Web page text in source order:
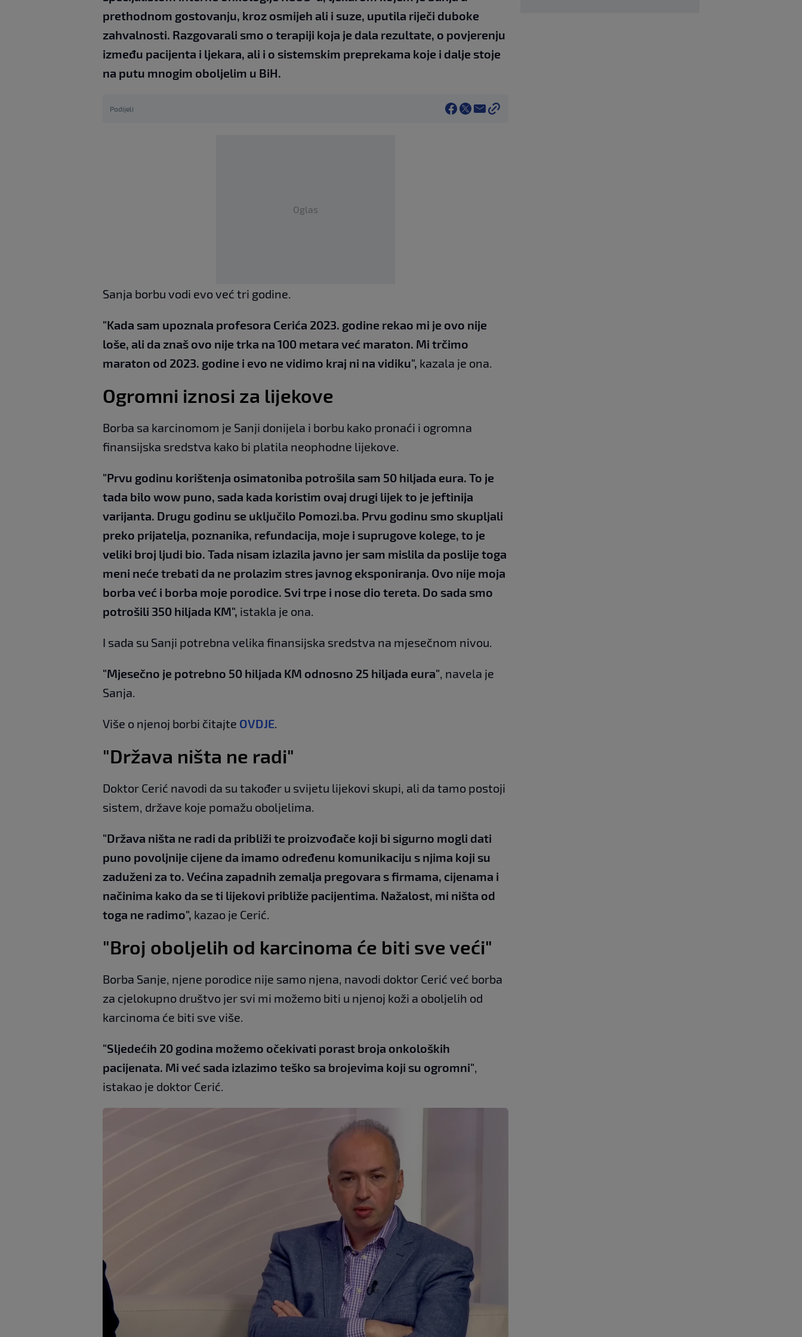
prethodnom gostovanju, kroz osmijeh ali i suze, uputila riječi duboke
zahvalnosti. Razgovarali smo o terapiji koja je dala rezultate, o povjerenju
između pacijenta i ljekara, ali i o sistemskim preprekama koje i dalje stoje
na putu mnogim oboljelim u BiH.
Podijeli
Oglas
Sanja borbu vodi evo već tri godine.
"Kada sam upoznala profesora Cerića 2023. godine rekao mi je ovo nije
loše, ali da znaš ovo nije trka na 100 metara već maraton. Mi trčimo
maraton od 2023. godine i evo ne vidimo kraj ni na vidiku", kazala je ona.
Ogromni iznosi za lijekove
Borba sa karcinomom je Sanji donijela i borbu kako pronaći i ogromna
finansijska sredstva kako bi platila neophodne lijekove.
"Prvu godinu korištenja osimatoniba potrošila sam 50 hiljada eura. To je
tada bilo wow puno, sada kada koristim ovaj drugi lijek to je jeftinija
varijanta. Drugu godinu se uključilo Pomozi.ba. Prvu godinu smo skupljali
preko prijatelja, poznanika, refundacija, moje i suprugove kolege, to je
veliki broj ljudi bio. Tada nisam izlazila javno jer sam mislila da poslije toga
meni neće trebati da ne prolazim stres javnog eksponiranja. Ovo nije moja
borba već i borba moje porodice. Svi trpe i nose dio tereta. Do sada smo
potrošili 350 hiljada KM", istakla je ona.
I sada su Sanji potrebna velika finansijska sredstva na mjesečnom nivou.
"Mjesečno je potrebno 50 hiljada KM odnosno 25 hiljada eura", navela je
Sanja.
Više o njenoj borbi čitajte OVDJE.
"Država ništa ne radi"
Doktor Cerić navodi da su također u svijetu lijekovi skupi, ali da tamo postoji
sistem, države koje pomažu oboljelima.
"Država ništa ne radi da približi te proizvođače koji bi sigurno mogli dati
puno povoljnije cijene da imamo određenu komunikaciju s njima koji su
zaduženi za to. Većina zapadnih zemalja pregovara s firmama, cijenama i
načinima kako da se ti lijekovi približe pacijentima. Nažalost, mi ništa od
toga ne radimo", kazao je Cerić.
"Broj oboljelih od karcinoma će biti sve veći"
Borba Sanje, njene porodice nije samo njena, navodi doktor Cerić već borba
za cjelokupno društvo jer svi mi možemo biti u njenoj koži a oboljelih od
karcinoma će biti sve više.
"Sljedećih 20 godina možemo očekivati porast broja onkoloških
pacijenata. Mi već sada izlazimo teško sa brojevima koji su ogromni",
istakao je doktor Cerić.